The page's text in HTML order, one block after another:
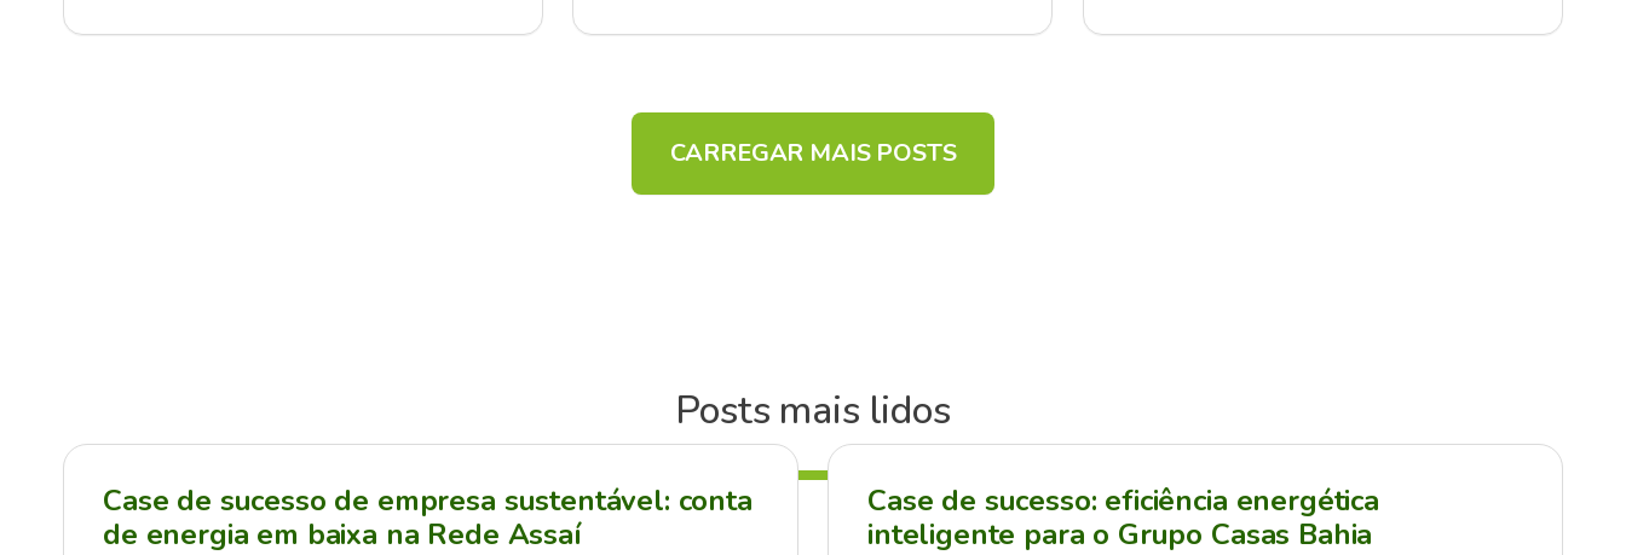
CARREGAR MAIS POSTS
Posts mais lidos
Case de sucesso de empresa sustentável: conta
de energia em baixa na Rede Assaí
Case de sucesso: eficiência energética
inteligente para o Grupo Casas Bahia